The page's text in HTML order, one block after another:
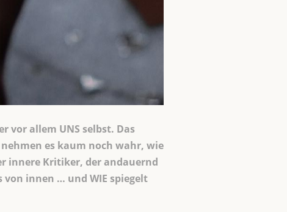
vor allem UNS selbst. Das
es kaum noch wahr, wie
innere Kritiker, der andauernd
innen … und WIE spiegelt